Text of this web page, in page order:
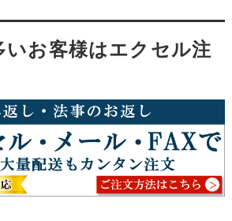
いお客様はエクセル注